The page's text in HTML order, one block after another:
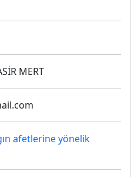
MERT
afetlerine yönelik